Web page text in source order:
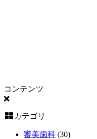
コンテンツ
カテゴリ
審美歯科 (30)